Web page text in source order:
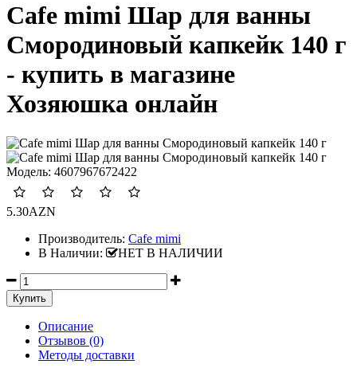
Cafe mimi Шар для ванны
Смородиновый капкейк 140 г
- купить в магазине
Хозяюшка онлайн
Модель: 4607967672422
5.30AZN
Производитель: Cafe mimi
В Наличии:
НЕТ В НАЛИЧИИ
Описание
Отзывов (0)
Методы доставки